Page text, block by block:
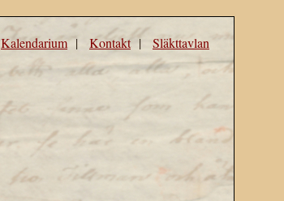
Kalendarium| Kontakt| Släkttavlan